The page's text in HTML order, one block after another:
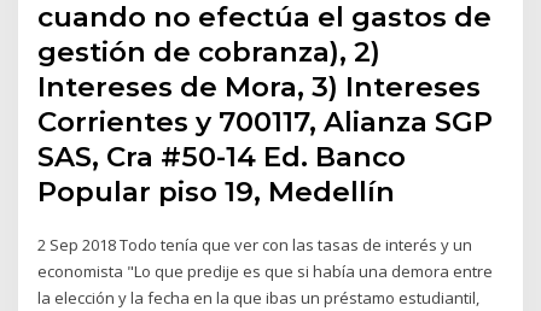
cuando no efectúa el gastos de
gestión de cobranza), 2)
Intereses de Mora, 3) Intereses
Corrientes y 700117, Alianza SGP
SAS, Cra #50-14 Ed. Banco
Popular piso 19, Medellín
2 Sep 2018 Todo tenía que ver con las tasas de interés y un
economista "Lo que predije es que si había una demora entre
la elección y la fecha en la que ibas un préstamo estudiantil,